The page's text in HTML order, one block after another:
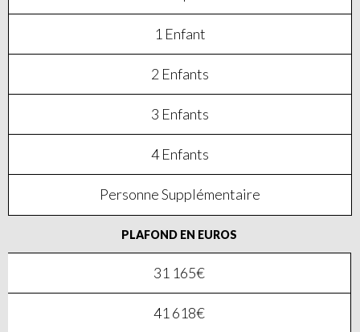
1 Enfant
2 Enfants
3 Enfants
4 Enfants
Personne Supplémentaire
PLAFOND EN EUROS
31 165€
41 618€